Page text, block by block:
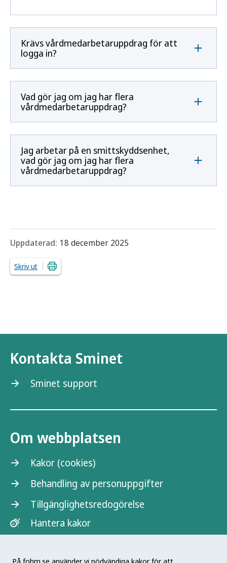
På fohm.se använder vi nödvändiga kakor för att
Krävs vårdmedarbetaruppdrag för att
logga in?
Vad gör jag om jag har flera
vårdmedarbetaruppdrag?
Jag arbetar på en smittskyddsenhet,
vad gör jag om jag har flera
vårdmedarbetaruppdrag?
Uppdaterad: 18 december 2025
Skriv ut
Kontakta Sminet
Sminet support
Om webbplatsen
Kakor (cookies)
Behandling av personuppgifter
Tillgänglighetsredogörelse
Hantera kakor